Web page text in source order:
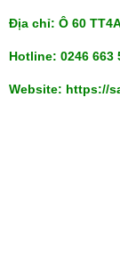
Địa chỉ: Ô 60
Hotline: 0246 663
Website: https://